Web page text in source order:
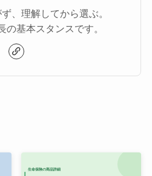
、理解してから選ぶ。
の基本スタンスです。